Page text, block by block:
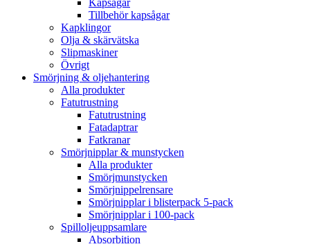
Kapsågar
Tillbehör kapsågar
Kapklingor
Olja & skärvätska
Slipmaskiner
Övrigt
Smörjning & oljehantering
Alla produkter
Fatutrustning
Fatutrustning
Fatadaptrar
Fatkranar
Smörjnipplar & munstycken
Alla produkter
Smörjmunstycken
Smörjnippelrensare
Smörjnipplar i blisterpack 5-pack
Smörjnipplar i 100-pack
Spilloljeuppsamlare
Absorbition